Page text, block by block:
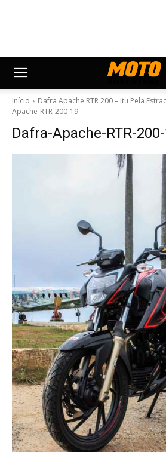
Início Dafra Apache RTR 200 – Itu Pela
Apache-RTR-200-19
Dafra-Apache-RTR-